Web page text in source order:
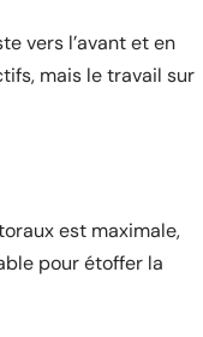
vers l’avant et en
mais le travail sur
est maximale,
pour étoffer la